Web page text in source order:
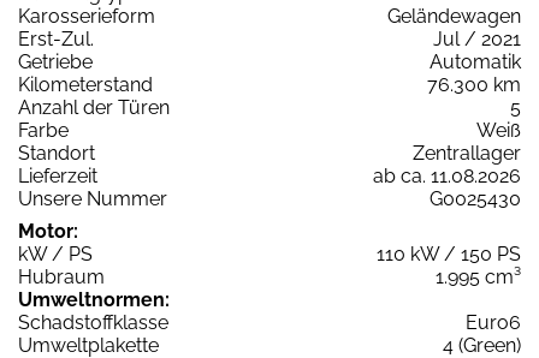
Karosserieform
Geländewagen
Erst-Zul.
Jul / 2021
Getriebe
Automatik
Kilometerstand
76.300 km
Anzahl der Türen
5
Farbe
Weiß
Standort
Zentrallager
Lieferzeit
ab ca. 11.08.2026
Unsere Nummer
G0025430
Motor:
kW / PS
110 kW / 150 PS
Hubraum
1.995 cm³
Umweltnormen:
Schadstoffklasse
Euro6
Umweltplakette
4 (Green)